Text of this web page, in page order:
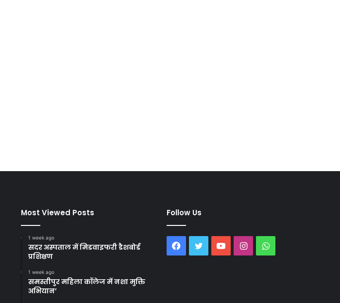
Most Viewed Posts
1 week ago
सदर अस्पताल में मिडवाइफरी डैशबोर्ड
प्रशिक्षण
1 week ago
समस्तीपुर महिला कॉलेज में नशा मुक्ति
अभियान’
Follow Us
Facebook
TwitterYouTubeInstagramWhatsApp